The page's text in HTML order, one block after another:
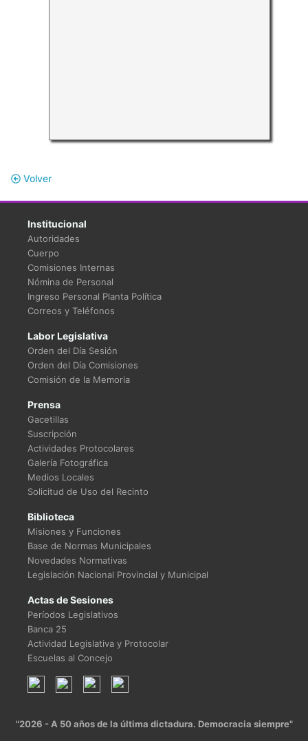
Volver
Institucional
Autoridades
Cuerpo
Comisiones Internas
Nómina de Personal
Ingreso Personal Planta Política
Correos y Teléfonos
Labor Legislativa
Orden del Día Sesión
Orden del Día Comisiones
Comisión de la Memoria
Prensa
Gacetillas
Suscripción
Actividades Protocolares
Galería Fotográfica
Medios Locales
Solicitud de Uso del Recinto
Biblioteca
Misiones y Funciones
Base de Normas Municipales
Novedades Normativas
Legislación Nacional Provincial y Municipal
Actas de Sesiones
Períodos Legislativos
Banca 25
Actividad Legislativa y Protocolar
Escuelas al Concejo
"2026 - A 50 años de la última dictadura. Democracia siempre"